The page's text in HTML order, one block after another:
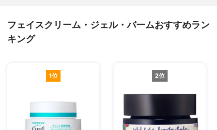
フェイスクリーム・ジェル・バームおすすめラン
キング
1位 2位